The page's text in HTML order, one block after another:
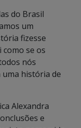
do Brasil
um
fizesse
se os
nós
uma história de
Alexandra
e